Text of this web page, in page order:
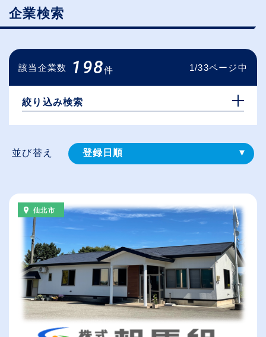
企業検索
該当企業数 198件 1/33ページ中
絞り込み検索
並び替え 登録⽇順
（⾼卒の給与を基準）
従業員が多い順
休日数が多い順
仙北市